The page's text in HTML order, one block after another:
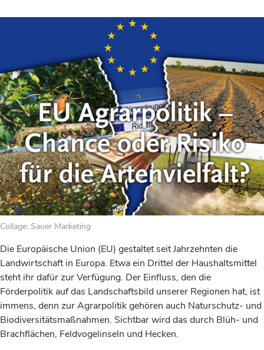
Collage: Sauer Marketing
Die Europäische Union (EU) gestaltet seit Jahrzehnten die
Landwirtschaft in Europa. Etwa ein Drittel der Haushaltsmittel
steht ihr dafür zur Verfügung. Der Einfluss, den die
Förderpolitik auf das Landschaftsbild unserer Regionen hat, ist
immens, denn zur Agrarpolitik gehören auch Naturschutz- und
Biodiversitätsmaßnahmen. Sichtbar wird das durch Blüh- und
Brachflächen, Feldvogelinseln und Hecken.